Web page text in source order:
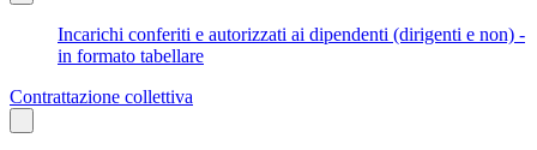
Incarichi conferiti e autorizzati ai dipendenti (dirigenti e non) -
in formato tabellare
Contrattazione collettiva